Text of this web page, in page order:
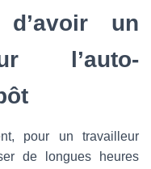
un
l’auto-
pour un travailleur
de longues heures